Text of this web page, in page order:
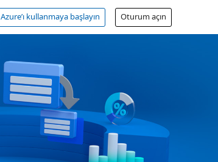
Azure’ı kullanmaya başlayın Oturum açın